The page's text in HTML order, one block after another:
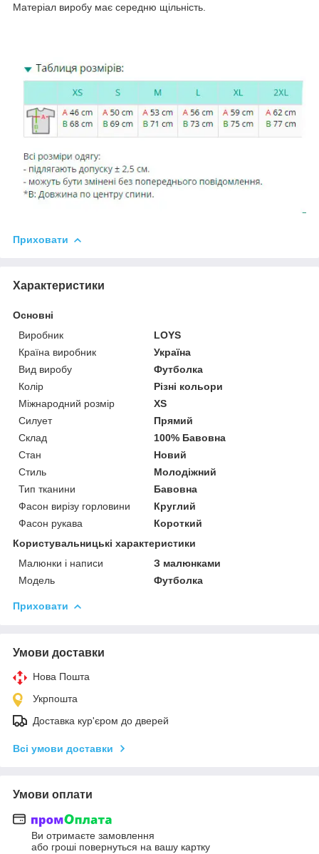
Матеріал виробу має середню щільність.
Приховати
Характеристики
Основні
Виробник
LOYS
Країна виробник
Україна
Вид виробу
Футболка
Колір
Різні кольори
Міжнародний розмір
XS
Силует
Прямий
Склад
100% Бавовна
Стан
Новий
Стиль
Молодіжний
Тип тканини
Бавовна
Фасон вирізу горловини
Круглий
Фасон рукава
Короткий
Користувальницькі характеристики
Малюнки і написи
З малюнками
Модель
Футболка
Приховати
Умови доставки
Нова Пошта
Укрпошта
Доставка кур'єром до дверей
Всі умови доставки
Умови оплати
Ви отримаєте замовлення
або гроші повернуться на вашу картку